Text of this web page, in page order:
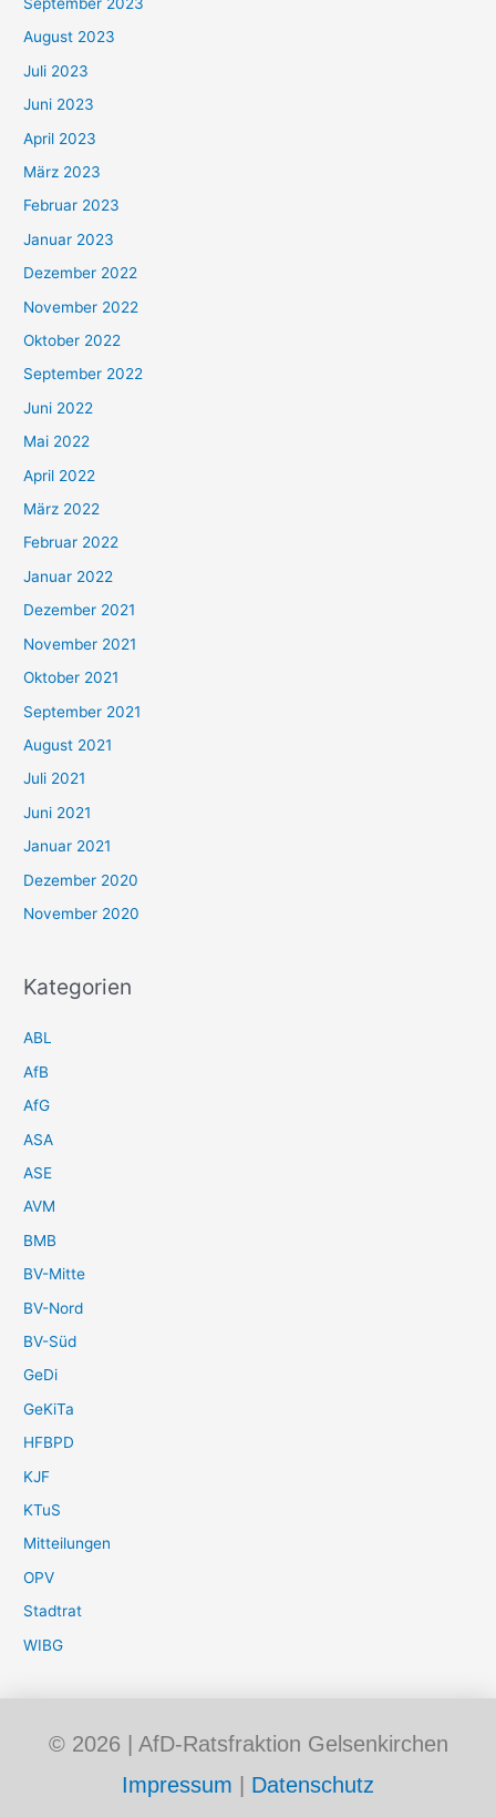
August 2023
Juli 2023
Juni 2023
April 2023
März 2023
Februar 2023
Januar 2023
Dezember 2022
November 2022
Oktober 2022
September 2022
Juni 2022
Mai 2022
April 2022
März 2022
Februar 2022
Januar 2022
Dezember 2021
November 2021
Oktober 2021
September 2021
August 2021
Juli 2021
Juni 2021
Januar 2021
Dezember 2020
November 2020
Kategorien
ABL
AfB
AfG
ASA
ASE
AVM
BMB
BV-Mitte
BV-Nord
BV-Süd
GeDi
GeKiTa
HFBPD
KJF
KTuS
Mitteilungen
OPV
Stadtrat
WIBG
© 2026 | AfD-Ratsfraktion Gelsenkirchen
Impressum
Datenschutz